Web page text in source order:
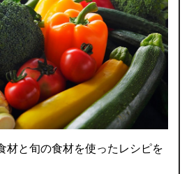
材と旬の食材を使ったレシピを